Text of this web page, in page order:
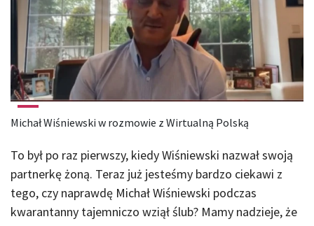
Michał Wiśniewski w rozmowie z Wirtualną Polską
To był po raz pierwszy, kiedy Wiśniewski nazwał swoją
partnerkę żoną. Teraz już jesteśmy bardzo ciekawi z
tego, czy naprawdę Michał Wiśniewski podczas
kwarantanny tajemniczo wziął ślub? Mamy nadzieje, że